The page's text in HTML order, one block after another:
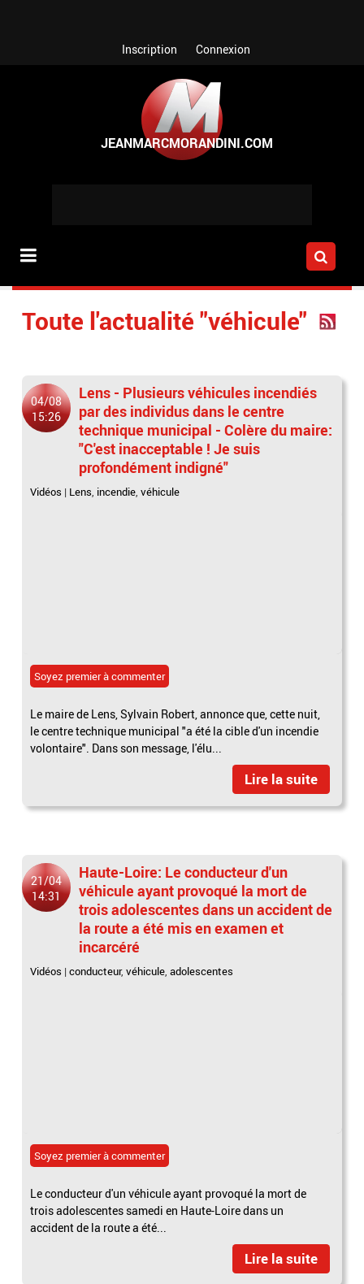
Inscription Connexion
Toute l'actualité "véhicule"
04/08
15:26
Lens - Plusieurs véhicules incendiés
par des individus dans le centre
technique municipal - Colère du maire:
"C'est inacceptable ! Je suis
profondément indigné"
Vidéos | Lens, incendie,véhicule
Soyez premier à commenter
Le maire de Lens, Sylvain Robert, annonce que, cette nuit,
le centre technique municipal "a été la cible d'un incendie
volontaire". Dans son message, l'élu...
Lire la suite
21/04
14:31
Haute-Loire: Le conducteur d'un
véhicule ayant provoqué la mort de
trois adolescentes dans un accident de
la route a été mis en examen et
incarcéré
Vidéos |conducteur,véhicule,adolescentes
Soyez premier à commenter
Le conducteur d'un véhicule ayant provoqué la mort de
trois adolescentes samedi en Haute-Loire dans un
accident de la route a été...
Lire la suite